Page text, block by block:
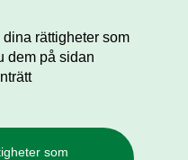
rättigheter som
dem på sidan
som